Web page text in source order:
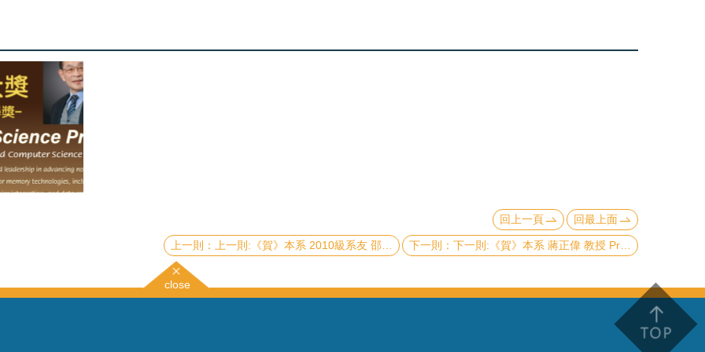
回上一頁 回最上面
上一則:《賀》本系 2010級系友 邵書珩 教授 Prof. Shu-Heng Shao 榮獲 2026年《物理學新視野獎》(2026 New Horizons in Physics Prize - Breakthrough Prize Foundation) 下一則:《賀》本系 蔣正偉 教授 Prof. Cheng-Wei Chiang 當選 2025年《美國物理學會會士》(2025 American Physical Society Fellow)
close